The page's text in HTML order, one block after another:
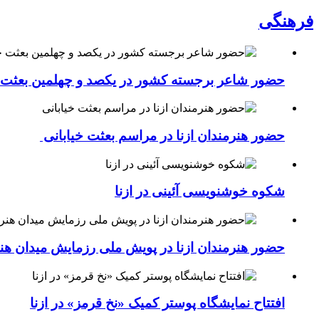
فرهنگی
حضور شاعر برجسته کشور در یکصد و چهلمین بعثت
حضور هنرمندان ازنا در مراسم بعثت خیابانی
شکوه خوشنویسی آئینی در ازنا
حضور هنرمندان ازنا در پویش ملی رزمایش میدان
افتتاح نمایشگاه پوستر کمیک «نخ قرمز» در ازنا